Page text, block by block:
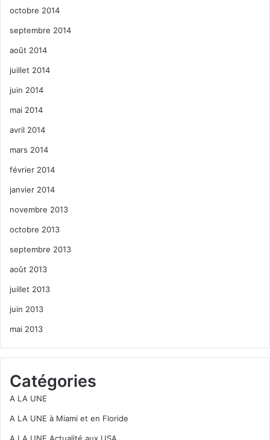
octobre 2014
septembre 2014
août 2014
juillet 2014
juin 2014
mai 2014
avril 2014
mars 2014
février 2014
janvier 2014
novembre 2013
octobre 2013
septembre 2013
août 2013
juillet 2013
juin 2013
mai 2013
Catégories
A LA UNE
A LA UNE à Miami et en Floride
A LA UNE Actualité aux USA